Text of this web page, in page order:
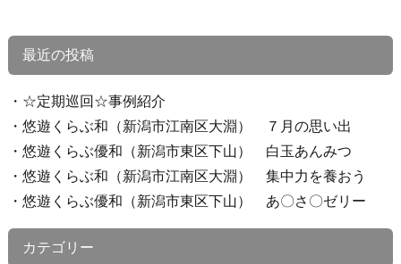
最近の投稿
☆定期巡回☆事例紹介
悠遊くらぶ和（新潟市江南区大淵） ７月の思い出
悠遊くらぶ優和（新潟市東区下山） 白玉あんみつ
悠遊くらぶ和（新潟市江南区大淵） 集中力を養おう
悠遊くらぶ優和（新潟市東区下山） あ〇さ〇ゼリー
カテゴリー